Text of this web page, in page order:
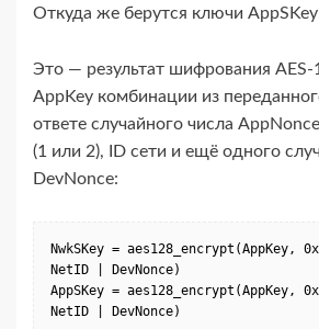
Откуда же берутся ключи
Это — результат шифрования
AppKey комбинации из
ответе случайного числа
(1 или 2), ID сети и ещё одного
DevNonce:
NwkSKey = aes128_encrypt(AppKey,
NetID | DevNonce)
AppSKey = aes128_encrypt(AppKey,
NetID | DevNonce)